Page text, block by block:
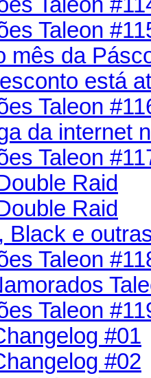
Taleon
mês da
está
Taleon
da internet
Taleon
Raid
Raid
Black e
Taleon
Taleon
#01
#02